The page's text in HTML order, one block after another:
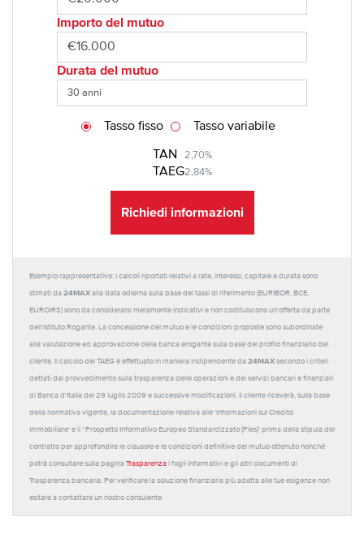
Importo del mutuo
Durata del mutuo
TAN 2,70%
TAEG2,84%
Tasso fisso Tasso variabile
Richiedi informazioni
Esempio rappresentativo: I calcoli riportati relativi a rate, interessi, capitale e durata sono
stimati da 24MAX alla data odierna sulla base dei tassi di riferimento (EURIBOR, BCE,
EUROIRS) sono da considerarsi meramente indicativi e non costituiscono un'offerta da parte
dell'Istituto Rogante. La concessione del mutuo e le condizioni proposte sono subordinate
alla valutazione ed approvazione della banca erogante sulla base del profilo finanziario del
cliente. Il calcolo del TAEG è effettuato in maniera indipendente da 24MAX secondo i criteri
dettati dal provvedimento sulla trasparenza delle operazioni e dei servizi bancari e finanziari
di Banca d'Italia del 29 luglio 2009 e successive modificazioni. Il cliente riceverà, sulla base
della normativa vigente, la documentazione relativa alle 'Informazioni sul Credito
Immobiliare' e il “Prospetto Informativo Europeo Standardizzato (Pies)' prima della stipula del
contratto per approfondire le clausole e le condizioni definitive del mutuo ottenuto nonché
potrà consultare sulla pagina Trasparenza i fogli informativi e gli altri documenti di
Trasparenza bancaria. Per verificare la soluzione finanziaria più adatta alle tue esigenze non
esitare a contattare un nostro consulente.